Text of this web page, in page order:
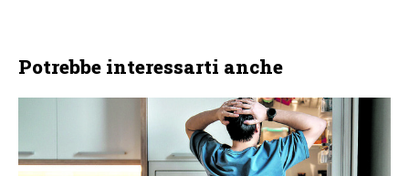
Potrebbe interessarti anche